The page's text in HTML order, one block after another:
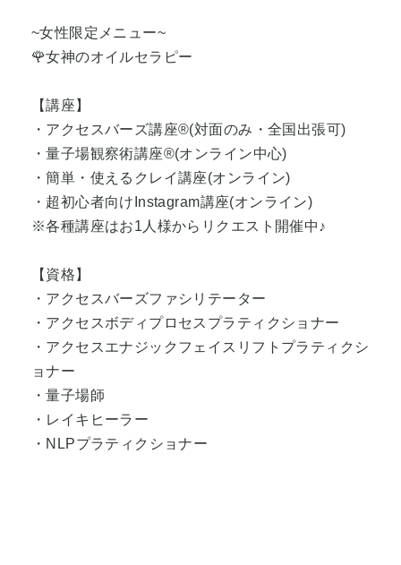
~女性限定メニュー~
🌹女神のオイルセラピー
【講座】
・アクセスバーズ講座®️(対面のみ・全国出張可)
・量子場観察術講座®️(オンライン中心)
・簡単・使えるクレイ講座(オンライン)
・超初心者向けInstagram講座(オンライン)
※各種講座はお1人様からリクエスト開催中♪
【資格】
・アクセスバーズファシリテーター
・アクセスボディプロセスプラティクショナー
・アクセスエナジックフェイスリフトプラティクシ
ョナー
・量子場師
・レイキヒーラー
・NLPプラティクショナー